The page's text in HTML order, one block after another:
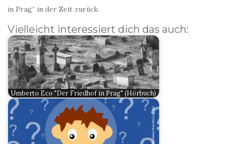
in Prag“ in der Zeit zurück.
Vielleicht interessiert dich das auch:
Umberto Eco "Der Friedhof in Prag" (Hörbuch)